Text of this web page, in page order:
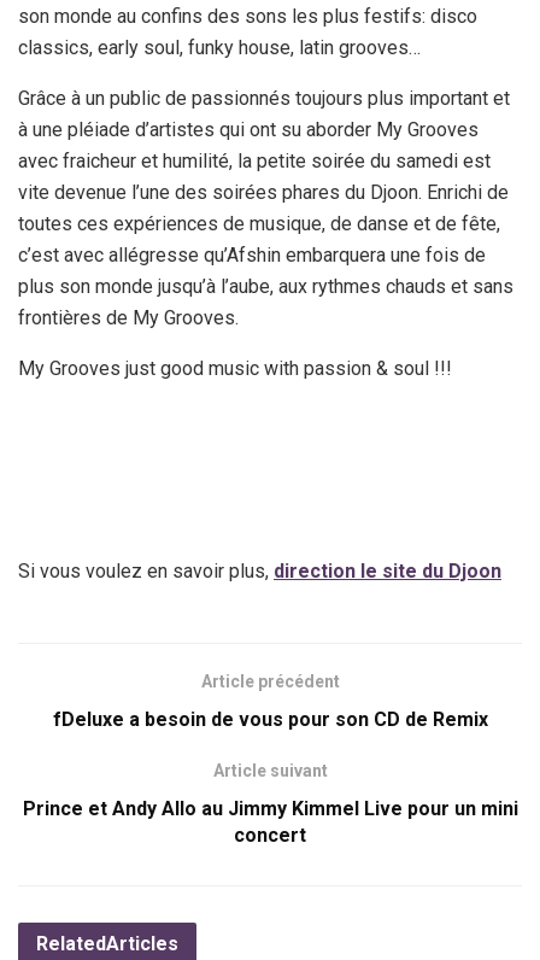
son monde au confins des sons les plus festifs: disco
classics, early soul, funky house, latin grooves…
Grâce à un public de passionnés toujours plus important et
à une pléiade d’artistes qui ont su aborder My Grooves
avec fraicheur et humilité, la petite soirée du samedi est
vite devenue l’une des soirées phares du Djoon. Enrichi de
toutes ces expériences de musique, de danse et de fête,
c’est avec allégresse qu’Afshin embarquera une fois de
plus son monde jusqu’à l’aube, aux rythmes chauds et sans
frontières de My Grooves.
My Grooves just good music with passion & soul !!!
Si vous voulez en savoir plus, direction le site du Djoon
Article précédent
fDeluxe a besoin de vous pour son CD de Remix
Article suivant
Prince et Andy Allo au Jimmy Kimmel Live pour un mini
concert
RelatedArticles